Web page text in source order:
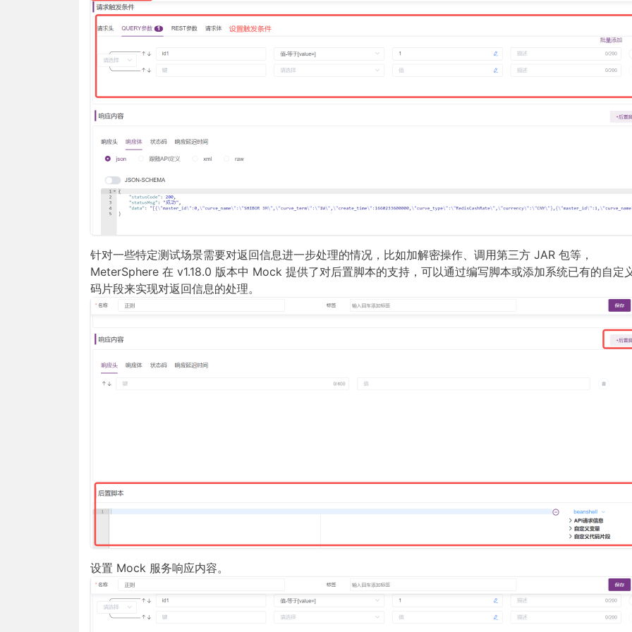
针对一些特定测试场景需要对返回信息进一步处理的情况，比如加解密操作、调用第三方 JAR 包等，
MeterSphere 在 v1.18.0 版本中 Mock 提供了对后置脚本的支持，可以通过编写脚本或添加系统已有的自定
码片段来实现对返回信息的处理。
设置 Mock 服务响应内容。